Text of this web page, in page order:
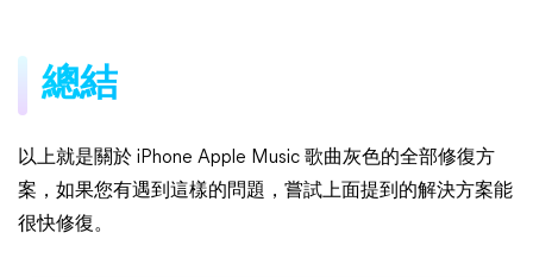
總結
以上就是關於 iPhone Apple Music 歌曲灰色的全部修復方
案，如果您有遇到這樣的問題，嘗試上面提到的解決方案能
很快修復。